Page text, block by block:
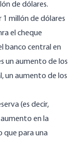
de dólares.
1 millón de dólares
el cheque
banco central en
un aumento de los
un aumento de los
(es decir,
en la
que para una